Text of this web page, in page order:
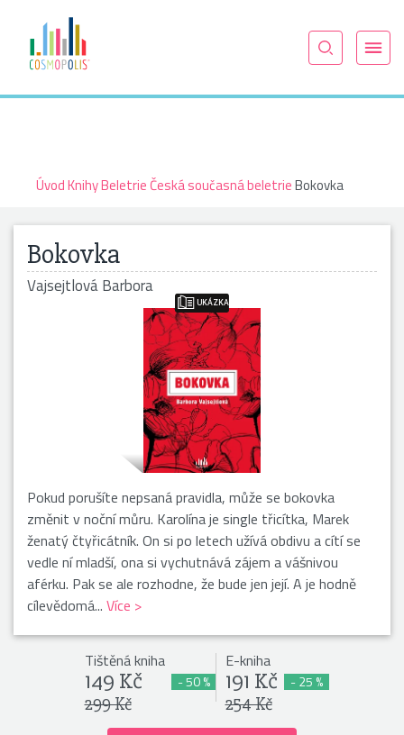
ÚvodKnihyBeletrie Česká současná beletrieBokovka
Bokovka
Vajsejtlová Barbora
Pokud porušíte nepsaná pravidla, může se bokovka
změnit v noční můru. Karolína je single třicítka, Marek
ženatý čtyřicátník. On si po letech užívá obdivu a cítí se
vedle ní mladší, ona si vychutnává zájem a vášnivou
aférku. Pak se ale rozhodne, že bude jen její. A je hodně
cílevědomá... Více >
Tištěná kniha
149 Kč
299 Kč
- 50 %
E-kniha
191 Kč
254 Kč
- 25 %